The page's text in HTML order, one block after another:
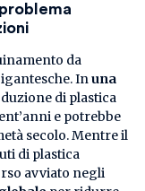
da
Inuna
di plastica
e potrebbe
secolo. Mentre il
di plastica
avviato negli